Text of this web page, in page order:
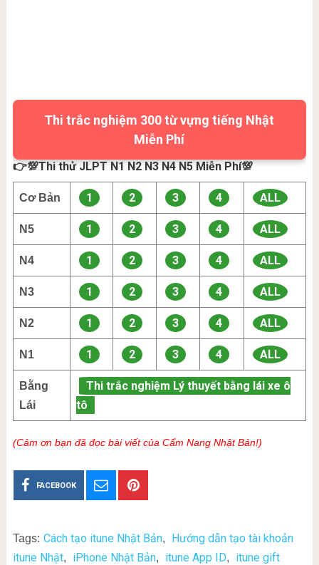
Thi trắc nghiệm 300 từ vựng tiếng Nhật
Miễn Phí
👉💯Thi thử JLPT N1 N2 N3 N4 N5 Miễn Phí💯
Cơ Bản 1 2 3 4 ALL
N5 1 2 3 4 ALL
N4 1 2 3 4 ALL
N3 1 2 3 4 ALL
N2 1 2 3 4 ALL
N1 1 2 3 4 ALL
Bằng
Lái
Thi trắc nghiệm Lý thuyết bằng lái xe ô
tô
(Cảm ơn bạn đã đọc bài viết của Cẩm Nang Nhật Bản!)
FACEBOOK
Tags: Cách tạo itune Nhật Bản,
Hướng dẫn tạo tài khoản
itune Nhật, iPhone Nhật Bản, itune App ID,
itune gift